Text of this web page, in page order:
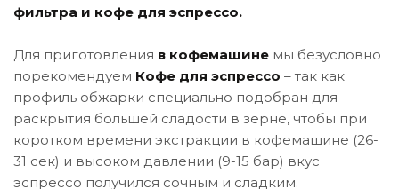
фильтра и кофе для эспрессо.
Для приготовления в кофемашине мы безусловно
порекомендуем Кофе для эспрессо – так как
профиль обжарки специально подобран для
раскрытия большей сладости в зерне, чтобы при
коротком времени экстракции в кофемашине (26-
31 сек) и высоком давлении (9-15 бар) вкус
эспрессо получился сочным и сладким.